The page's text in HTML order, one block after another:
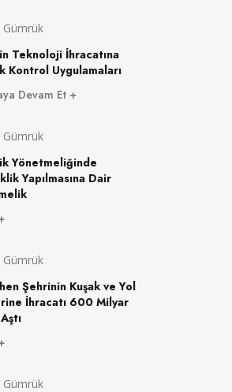
Gümrük
Teknoloji İhracatına
Kontrol Uygulamaları
Devam Et
Gümrük
Yönetmeliğinde
Yapılmasına Dair
Gümrük
Şehrinin Kuşak ve Yol
İhracatı 600 Milyar
Gümrük